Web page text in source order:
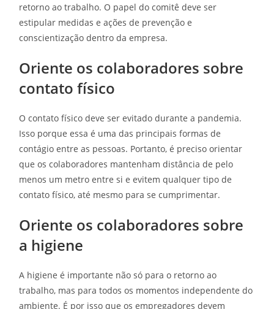
retorno ao trabalho. O papel do comitê deve ser
estipular medidas e ações de prevenção e
conscientização dentro da empresa.
Oriente os colaboradores sobre
contato físico
O contato físico deve ser evitado durante a pandemia.
Isso porque essa é uma das principais formas de
contágio entre as pessoas. Portanto, é preciso orientar
que os colaboradores mantenham distância de pelo
menos um metro entre si e evitem qualquer tipo de
contato físico, até mesmo para se cumprimentar.
Oriente os colaboradores sobre
a higiene
A higiene é importante não só para o retorno ao
trabalho, mas para todos os momentos independente do
ambiente. É por isso que os empregadores devem